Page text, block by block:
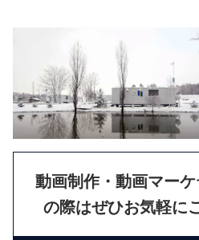
動画制作・動画マー
の際はぜひお気軽に